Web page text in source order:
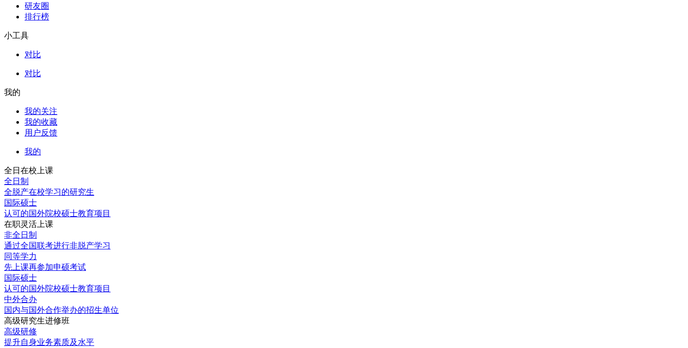
研友圈
排行榜
小工具
对比
对比
我的
我的关注
我的收藏
用户反馈
我的
全日在校上课
全日制
全脱产在校学习的研究生
国际硕士
认可的国外院校硕士教育项目
在职灵活上课
非全日制
通过全国联考进行非脱产学习
同等学力
先上课再参加申硕考试
国际硕士
认可的国外院校硕士教育项目
中外合办
国内与国外合作举办的招生单位
高级研究生进修班
高级研修
提升自身业务素质及水平